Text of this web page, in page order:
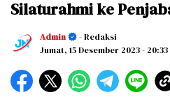
Silaturahmi ke
Admin
- Redaksi
Jumat, 15 Desember 2023-